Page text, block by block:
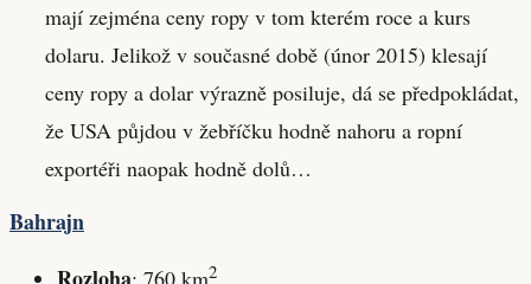
mají zejména ceny ropy v tom kterém roce a kurs
dolaru. Jelikož v současné době (únor 2015) klesají
ceny ropy a dolar výrazně posiluje, dá se předpokládat,
že USA půjdou v žebříčku hodně nahoru a ropní
exportéři naopak hodně dolů…
Bahrajn
Rozloha: 760 km2